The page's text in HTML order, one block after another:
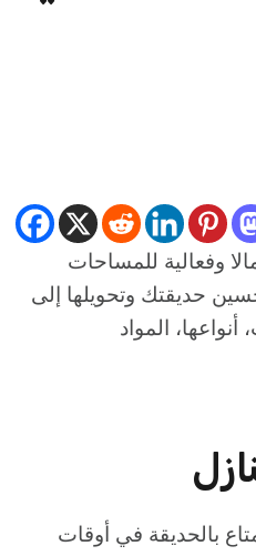
وفعالية للمساحات
حديقتك وتحويلها إلى
المواد
بالحديقة في أوقات